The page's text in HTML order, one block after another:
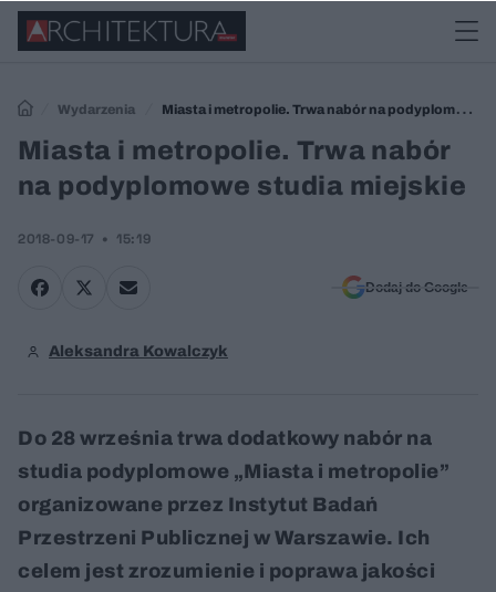
Wydarzenia
Miasta i metropolie. Trwa nabór na podyplomowe
studia miejskie
Miasta i metropolie. Trwa nabór
na podyplomowe studia miejskie
2018-09-17 15:19
Dodaj do Google
Aleksandra Kowalczyk
Do 28 września trwa dodatkowy nabór na
studia podyplomowe „Miasta i metropolie”
organizowane przez Instytut Badań
Przestrzeni Publicznej w Warszawie. Ich
celem jest zrozumienie i poprawa jakości